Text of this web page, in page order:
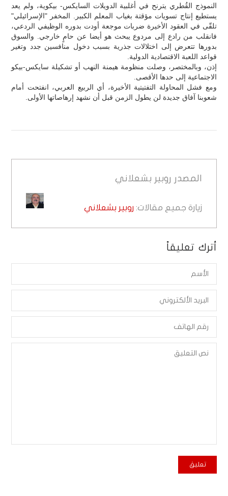
النموذج القُطري يترنح في أغلبية الدويلات السايكس- بيكوية، ولم يعد
يستطيع إنتاج تسويات مؤقتة بغياب المعلم الكبير. المخفر "الإسرائيلي"
تلقّى في العقود الأخيرة ضربات موجعة أودت بدوره الوظيفي الردعي،
فانقلب من رادع إلى مردوع يبحث هو أيضا عن حامٍ خارجي. والسوق
بدورها تتعرض إلى اختلالات جذرية بسبب دخول منافسين جدد وتغير
قواعد اللعبة الاقتصادية الدولية.
إذن، وبالمختصر، وصلت منظومة هيمنة النهب أو تشكيلة سايكس-بيكو
الاجتماعية إلى حدها الأقصى.
ومع فشل المحاولة التفتيتية الأخيرة، أي الربيع العربي، انفتحت أمام
شعوبنا آفاق جديدة لن يطول الزمن قبل أن نشهد إرهاصاتها الأولى.
المصدر روبير بشعلاني
زيارة جميع مقالات: روبير بشعلاني
أترك تعليقاً